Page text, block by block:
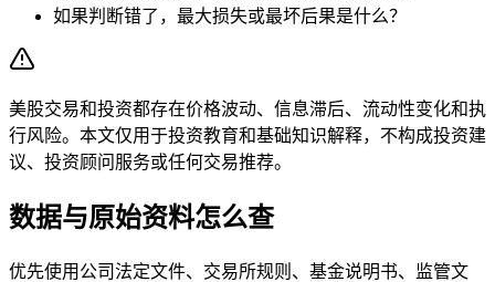
如果判断错了，最大损失或最坏后果是什么？
美股交易和投资都存在价格波动、信息滞后、流动性变化和执
行风险。本文仅用于投资教育和基础知识解释，不构成投资建
议、投资顾问服务或任何交易推荐。
数据与原始资料怎么查
优先使用公司法定文件、交易所规则、基金说明书、监管文